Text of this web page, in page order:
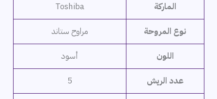
الماركة Toshiba
نوع المروحة مراوح ستاند
اللون أسود
عدد الريش 5